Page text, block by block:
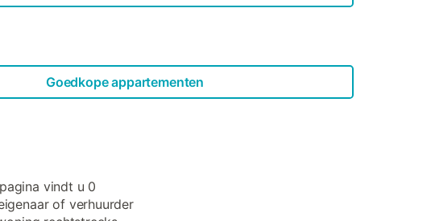
Goedkope appartementen
vindt u 0
of verhuurder